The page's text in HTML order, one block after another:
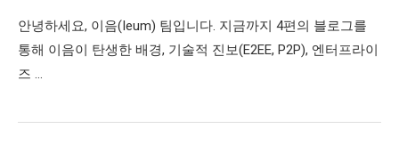
안녕하세요, 이음(Ieum) 팀입니다. 지금까지 4편의 블로그를
통해 이음이 탄생한 배경, 기술적 진보(E2EE, P2P), 엔터프라이
즈 …